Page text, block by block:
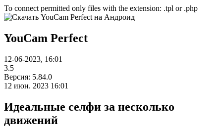
To connect permitted only files with the extension: .tpl or .php
YouCam Perfect
12-06-2023, 16:01
3.5
Версия: 5.84.0
12 июн. 2023 16:01
Идеальные селфи за несколько
движений